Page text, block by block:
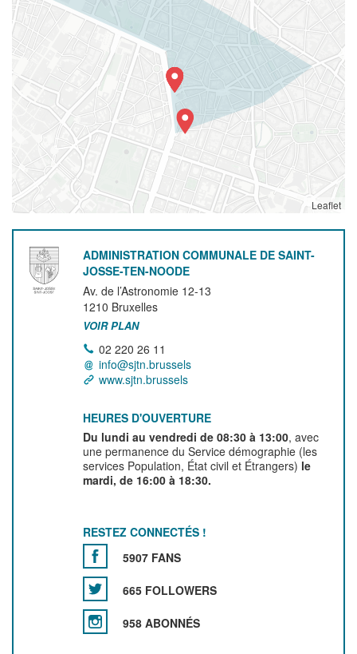
Leaflet
ADMINISTRATION COMMUNALE DE SAINT-
JOSSE-TEN-NOODE
Av. de l’Astronomie 12-13
1210 Bruxelles
VOIR PLAN
02 220 26 11
info@sjtn.brussels
www.sjtn.brussels
HEURES D'OUVERTURE
Du lundi au vendredi de 08:30 à 13:00, avec
une permanence du Service démographie (les
services Population, État civil et Étrangers) le
mardi, de 16:00 à 18:30.
RESTEZ CONNECTÉS !
5907 FANS
665 FOLLOWERS
958 ABONNÉS